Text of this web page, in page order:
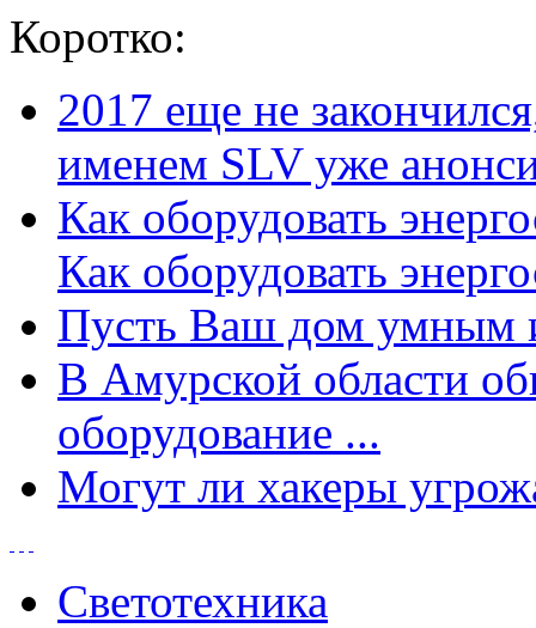
Коротко:
2017 еще не
именем SLV уже
Как оборудовать
Как оборудовать
Пусть Ваш дом умным
В Амурской области
оборудование ...
Могут ли хакеры
Светотехника